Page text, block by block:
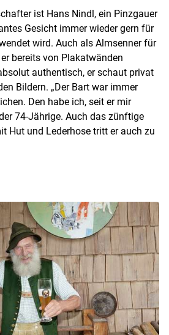
to main content
ist Hans Nindl, ein Pinzgauer
Gesicht immer wieder gern für
wird. Auch als Almsenner für
bereits von Plakatwänden
authentisch, er schaut privat
Bildern. „Der Bart war immer
Den habe ich, seit er mir
74-Jährige. Auch das zünftige
Hut und Lederhose tritt er auch zu